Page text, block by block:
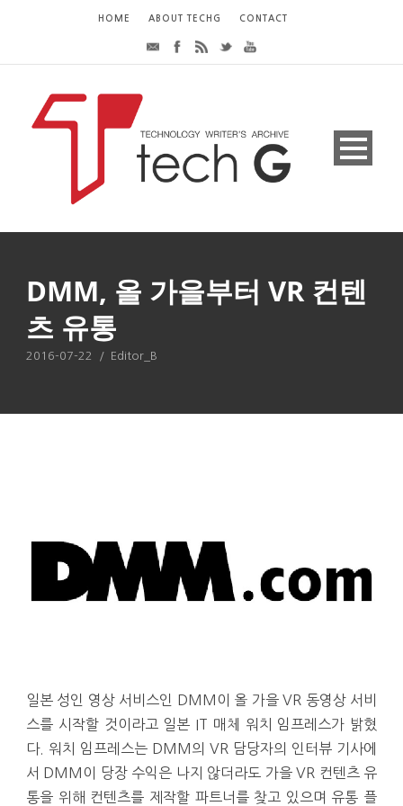
HOME ABOUT TECHG CONTACT
DMM, 올 가을부터 VR 컨텐
츠 유통
2016-07-22 / Editor_B
일본 성인 영상 서비스인 DMM이 올 가을 VR 동영상 서비
스를 시작할 것이라고 일본 IT 매체 워치 임프레스가 밝혔
다. 워치 임프레스는 DMM의 VR 담당자의 인터뷰 기사에
서 DMM이 당장 수익은 나지 않더라도 가을 VR 컨텐츠 유
통을 위해 컨텐츠를 제작할 파트너를 찾고 있으며 유통 플